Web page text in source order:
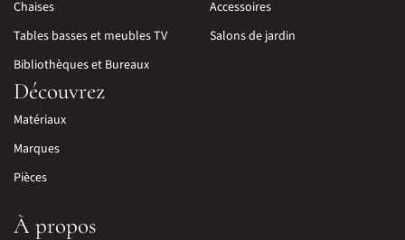
Chaises
Tables basses et meubles TV
Bibliothèques et Bureaux
Accessoires
Salons de jardin
Découvrez
Matériaux
Marques
Pièces
À propos